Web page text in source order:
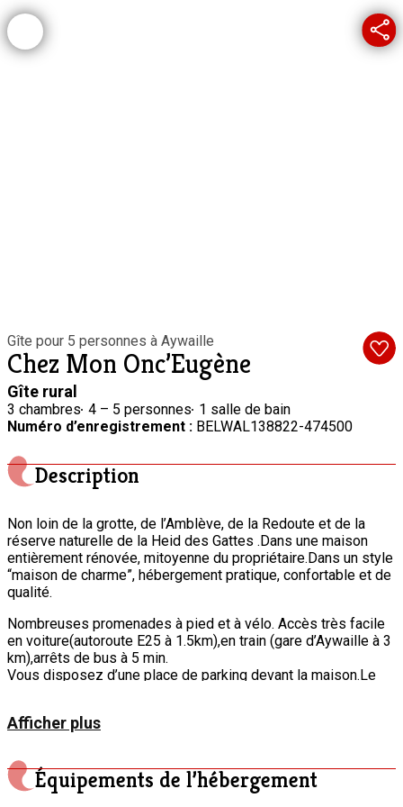
Gîte pour 5 personnes à Aywaille
Chez Mon Onc’Eugène
Gîte rural
3 chambres 4 – 5 personnes 1 salle de bain
Numéro d’enregistrement : BELWAL138822-474500
Description
Non loin de la grotte, de l’Amblève, de la Redoute et de la
réserve naturelle de la Heid des Gattes .Dans une maison
entièrement rénovée, mitoyenne du propriétaire.Dans un style
“maison de charme”, hébergement pratique, confortable et de
qualité.
Nombreuses promenades à pied et à vélo. Accès très facile
en voiture(autoroute E25 à 1.5km),en train (gare d’Aywaille à 3
km),arrêts de bus à 5 min.
Vous disposez d’une place de parking devant la maison.Le
plus un étage surgélateur ,four micro onde, grille-pain,
petite salle à manger et la salle de bain.
L’étage se compose d’un cabinet de toilette avec wc, la
chambre brune, avec un lit double de 160cm. La chambre
Afficher plus
Équipements de l’hébergement